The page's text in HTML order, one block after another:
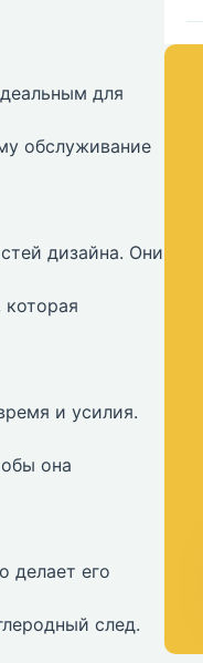
для
обслуживание
дизайна. Они
которая
и усилия.
она
делает его
след.